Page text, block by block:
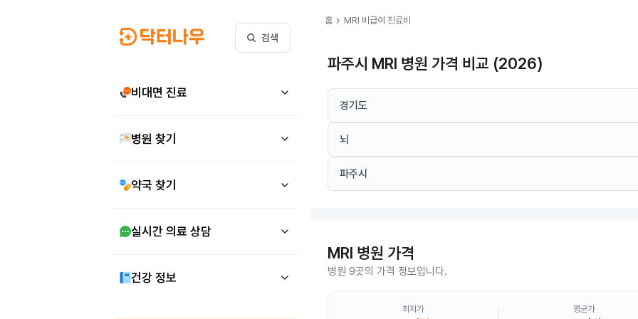
검색
비대면 진료
병원 찾기
약국 찾기
실시간 의료 상담
건강 정보
홈 chevron_right MRI 비급여 진료비
파주시 MRI 병원 가격 비교 (2026)
경기도
뇌
파주시
MRI 병원 가격
병원 9곳의 가격 정보입니다.
최저가 평균가